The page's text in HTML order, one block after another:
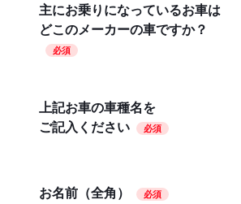
主にお乗りになっているお車は
どこのメーカーの車ですか？
必須
上記お車の車種名を
ご記入ください
必須
お名前（全角） 必須